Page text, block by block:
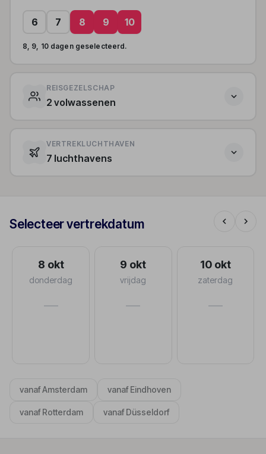
6 7 8 9 10
8, 9, 10 dagen geselecteerd.
REISGEZELSCHAP
2 volwassenen
VERTREKLUCHTHAVEN
7 luchthavens
Selecteer vertrekdatum
8 okt
donderdag
—
9 okt
vrijdag
—
10 okt
zaterdag
—
vanaf Amsterdam vanaf Eindhoven
vanaf Rotterdam vanaf Düsseldorf